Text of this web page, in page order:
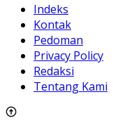
Indeks
Kontak
Pedoman
Privacy Policy
Redaksi
Tentang Kami